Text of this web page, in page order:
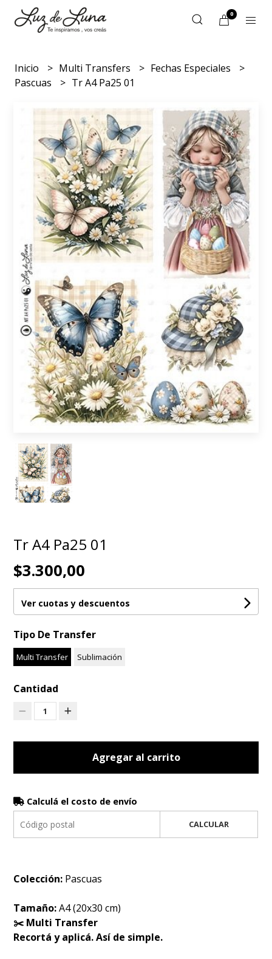
0
Inicio Multi Transfers
Fechas Especiales
Pascuas
Tr A4 Pa25 01
Tr A4 Pa25 01
$3.300,00
Ver cuotas y descuentos
Tipo De Transfer
Multi Transfer Sublimación
Cantidad
1
Agregar al carrito
Calculá el costo de envío
CALCULAR
Colección: Pascuas
Tamaño:A4 (20x30 cm)
✂️ Multi Transfer
Recortá y aplicá. Así de simple.